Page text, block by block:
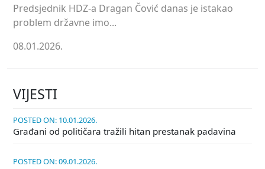
Predsjednik HDZ-a Dragan Čović danas je istakao
problem državne imo...
08.01.2026.
VIJESTI
POSTED ON: 10.01.2026.
Građani od političara tražili hitan prestanak padavina
POSTED ON: 09.01.2026.